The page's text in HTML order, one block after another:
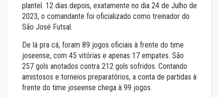
plantel. 12 dias depois, exatamente no dia 24 de Julho de
2023, o comandante foi oficializado como treinador do
São José Futsal.
De lá pra cá, foram 89 jogos oficiais à frente do time
joseense, com 45 vitórias e apenas 17 empates. São
257 gols anotados contra 212 gols sofridos. Contando
amistosos e torneios preparatórios, a conta de partidas à
frente do time joseense chega à 99 jogos.